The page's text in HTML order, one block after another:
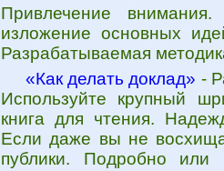
Привлечение
изложение основных
Разрабатываемая
«Как делать доклад» -
Используйте крупный
книга для чтения.
Если даже вы не
публики. Подробно или